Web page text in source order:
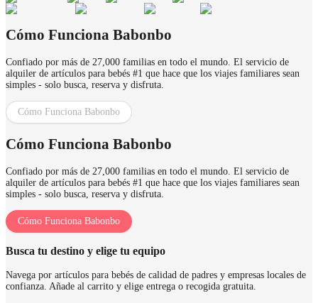
Cómo Funciona Babonbo
Confiado por más de 27,000 familias en todo el mundo. El servicio de
alquiler de artículos para bebés #1 que hace que los viajes familiares sean
simples - solo busca, reserva y disfruta.
Cómo Funciona Babonbo
Cómo Funciona Babonbo
Confiado por más de 27,000 familias en todo el mundo. El servicio de
alquiler de artículos para bebés #1 que hace que los viajes familiares sean
simples - solo busca, reserva y disfruta.
Cómo Funciona Babonbo
Busca tu destino y elige tu equipo
Navega por artículos para bebés de calidad de padres y empresas locales de
confianza. Añade al carrito y elige entrega o recogida gratuita.